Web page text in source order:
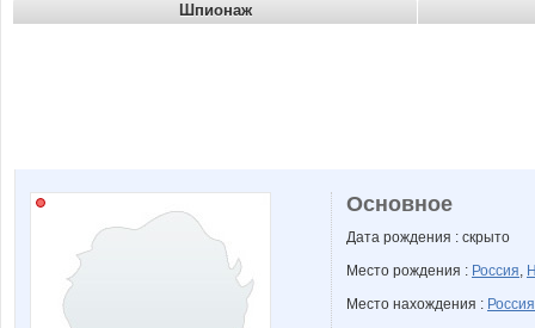
Шпионаж
Основное
Дата рождения : скрыто
Место рождения : Россия,
Место нахождения : Россия